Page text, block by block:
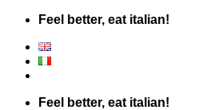
Skip
content
Feel better, eat italian!
Feel better, eat italian!